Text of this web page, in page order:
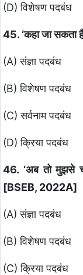
(D) विशेषण पदबंध
45. ‘कहा जा सकता
(A) संज्ञा पदबंध
(B) विशेषण पदबंध
(C) सर्वनाम पदबंध
(D) क्रिया पदबंध
46. ‘अब तो मुझसे
[BSEB, 2022A]
(A) संज्ञा पदबंध
(B) विशेषण पदबंध
(C) क्रिया पदबंध